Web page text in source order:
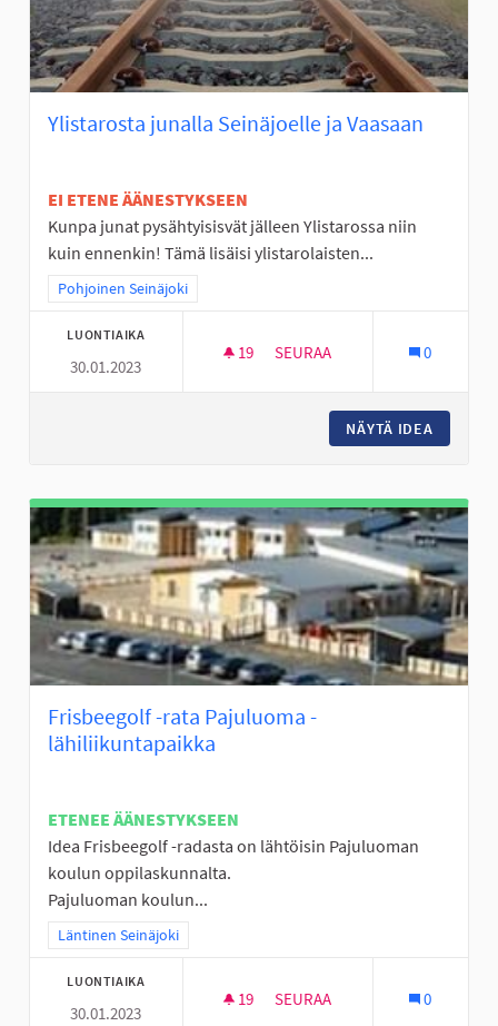
Ylistarosta junalla Seinäjoelle ja Vaasaan
EI ETENE ÄÄNESTYKSEEN
Kunpa junat pysähtyisisvät jälleen Ylistarossa niin
kuin ennenkin! Tämä lisäisi ylistarolaisten...
Rajaa tulokset teeman mukaan: Pohjoinen Seinäjoki
Pohjoinen Seinäjoki
LUONTIAIKA
30.01.2023
19 19 SEURAAJAA
SEURAA 0
NÄYTÄ IDEA
Frisbeegolf -rata Pajuluoma -
lähiliikuntapaikka
ETENEE ÄÄNESTYKSEEN
Idea Frisbeegolf -radasta on lähtöisin Pajuluoman
koulun oppilaskunnalta.
Pajuluoman koulun...
Rajaa tulokset teeman mukaan: Läntinen Seinäjoki
Läntinen Seinäjoki
LUONTIAIKA
30.01.2023
19 19 SEURAAJAA
SEURAA 0